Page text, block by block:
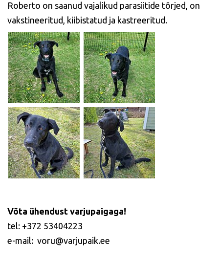
Roberto on saanud vajalikud parasiitide tõrjed, on
vakstineeritud, kiibistatud ja kastreeritud.
Võta ühendust varjupaigaga!
tel: +372 53404223
e-mail: voru@varjupaik.ee